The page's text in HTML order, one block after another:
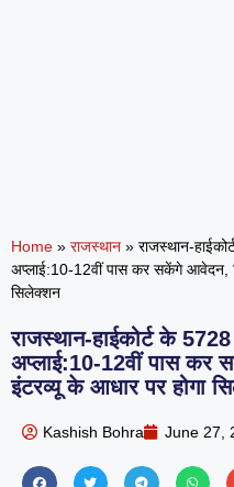
Home » राजस्थान » राजस्थान-
अप्लाई:10-12वीं पास कर सकेंगे आवेदन,
सिलेक्शन
राजस्थान-हाईकोर्ट के
अप्लाई:10-12वीं पास
इंटरव्यू के आधार पर होगा
Kashish Bohra June 27,